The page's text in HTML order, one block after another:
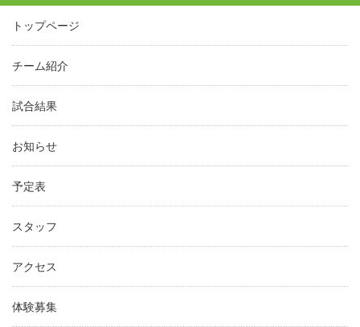
トップページ
チーム紹介
試合結果
お知らせ
予定表
スタッフ
アクセス
体験募集